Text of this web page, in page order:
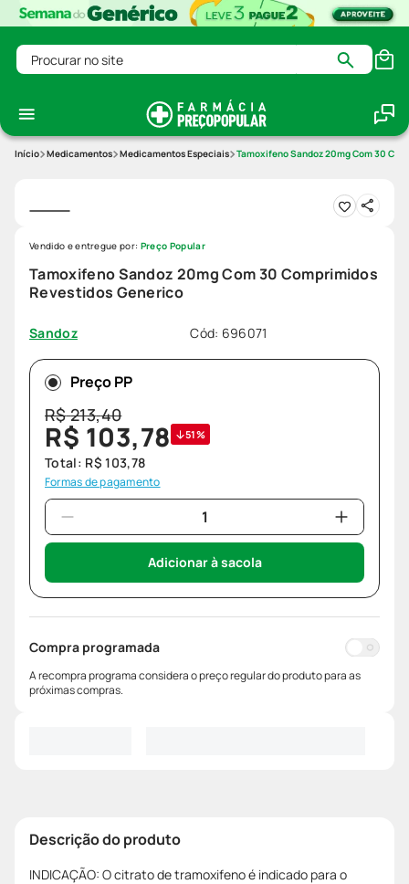
Procurar no site
Medicamentos Medicamentos Especiais Tamoxifeno Sandoz 20mg Com 30
Tamoxifeno Sandoz 20mg Com 30 Comprimidos
Revestidos Generico
Sandoz Cód: 696071
Vendido e entregue por: Preço Popular
Preço PP
R$213,40
R$ 103,78 51%
Total: R$ 103,78
Formas de pagamento
Adicionar à sacola
Compra programada
A recompra programa considera o preço regular do produto para as
próximas compras.
Descrição do produto
INDICAÇÃO: O citrato de tramoxifeno é indicado para o